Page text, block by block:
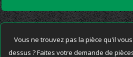
Vous ne trouvez pas la pièce qu'il
dessus ? Faites votre demande de